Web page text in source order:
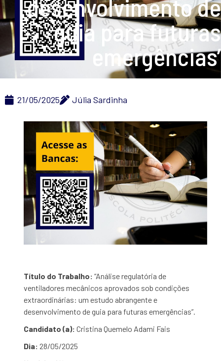
desenvolvimento de
guia para futuras
emergências’
21/05/2025 Júlia Sardinha
Título do Trabalho: “Análise regulatória de
ventiladores mecânicos aprovados sob condições
extraordinárias: um estudo abrangente e
desenvolvimento de guia para futuras emergências”.
Candidato (a): Cristina Quemelo Adami Fais
Dia: 28/05/2025